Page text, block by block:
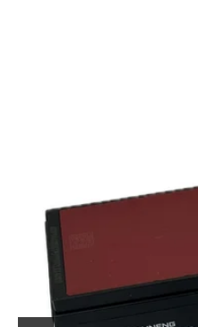
Lagertømming
Aktuelt
Kundeservice
Leasing